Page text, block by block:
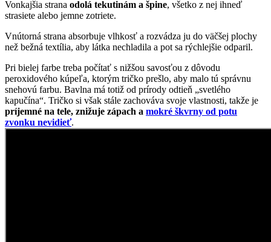
kapučína“. Tričko si však stále zachováva svoje vlastnosti, takže je
príjemné na tele, znižuje zápach a
zvonku nevidieť
.